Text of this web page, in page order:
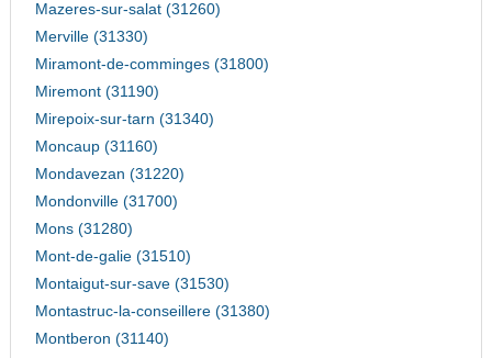
Mazeres-sur-salat (31260)
Merville (31330)
Miramont-de-comminges (31800)
Miremont (31190)
Mirepoix-sur-tarn (31340)
Moncaup (31160)
Mondavezan (31220)
Mondonville (31700)
Mons (31280)
Mont-de-galie (31510)
Montaigut-sur-save (31530)
Montastruc-la-conseillere (31380)
Montberon (31140)